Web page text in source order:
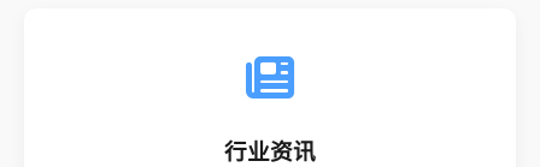
行业资讯